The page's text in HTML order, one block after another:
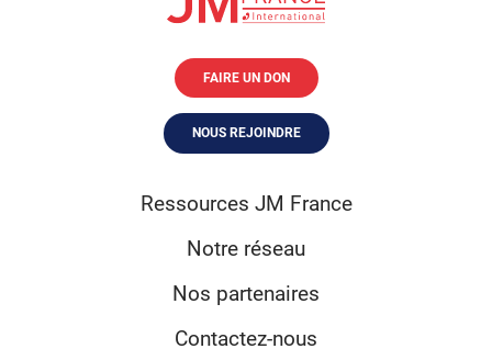
FAIRE UN DON
NOUS REJOINDRE
Ressources JM France
Notre réseau
Nos partenaires
Contactez-nous